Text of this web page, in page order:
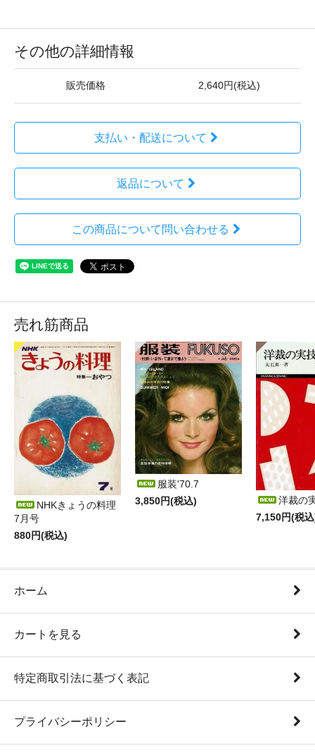
その他の詳細情報
販売価格 2,640円(税込)
支払い・配送について
返品について
この商品について問い合わせる
売れ筋商品
NHKきょうの料理
7月号
880円(税込)
服装'70.7
3,850円(税込)
洋裁の
7,150円(税
ホーム
カートを見る
特定商取引法に基づく表記
プライバシーポリシー